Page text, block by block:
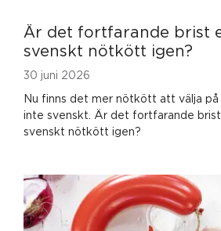
Är det fortfarande brist
svenskt nötkött igen?
30 juni 2026
Nu finns det mer nötkött att välja på
inte svenskt. Är det fortfarande
svenskt nötkött igen?